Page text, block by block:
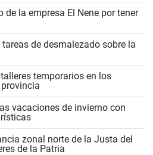
la empresa El Nene por tener
de desmalezado sobre la
temporarios en los
vacaciones de invierno con
zonal norte de la Justa del
de la Patria